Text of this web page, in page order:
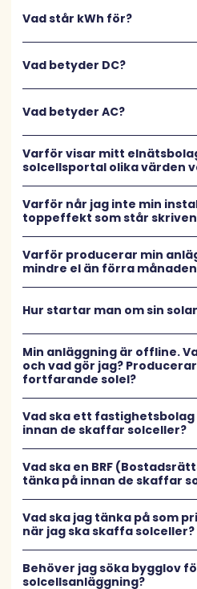
Vad står kWh för?
Vad betyder DC?
Vad betyder AC?
Varför visar mitt
solcellsportal olika värden
Varför når jag inte min
toppeffekt som står
Varför producerar min
mindre el än förra
Hur startar man om sin
Min anläggning är offline.
och vad gör jag?
fortfarande solel?
Vad ska ett
innan de skaffar solceller?
Vad ska en BRF
tänka på innan de skaffar
Vad ska jag tänka på som
när jag ska skaffa solceller?
Behöver jag söka bygglov
solcellsanläggning?